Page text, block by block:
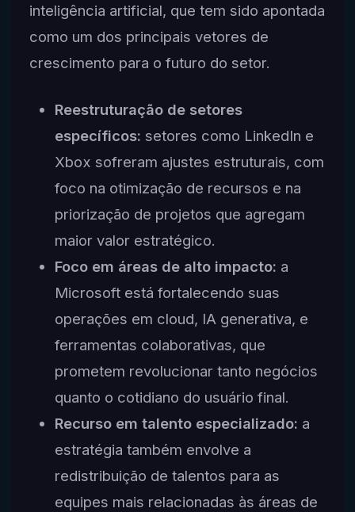
inteligência artificial, que tem sido apontada
como um dos principais vetores de
crescimento para o futuro do setor.
Reestruturação de setores
específicos: setores como LinkedIn e
Xbox sofreram ajustes estruturais, com
foco na otimização de recursos e na
priorização de projetos que agregam
maior valor estratégico.
Foco em áreas de alto impacto: a
Microsoft está fortalecendo suas
operações em cloud, IA generativa, e
ferramentas colaborativas, que
prometem revolucionar tanto negócios
quanto o cotidiano do usuário final.
Recurso em talento especializado: a
estratégia também envolve a
redistribuição de talentos para as
equipes mais relacionadas às áreas de